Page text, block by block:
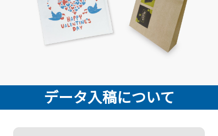
データ入稿について